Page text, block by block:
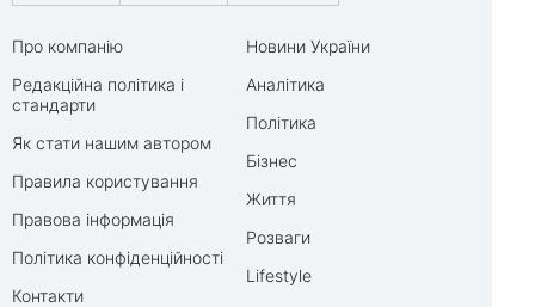
Про компанію
Редакційна політика і
стандарти
Як стати нашим автором
Правила користування
Правова інформація
Політика конфіденційності
Контакти
Новини України
Аналітика
Політика
Бізнес
Життя
Розваги
Lifestyle